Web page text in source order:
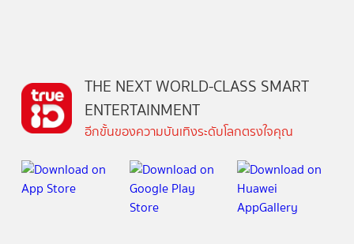
THE NEXT WORLD-CLASS SMART
ENTERTAINMENT
อีกขั้นของความบันเทิงระดับโลกตรงใจคุณ